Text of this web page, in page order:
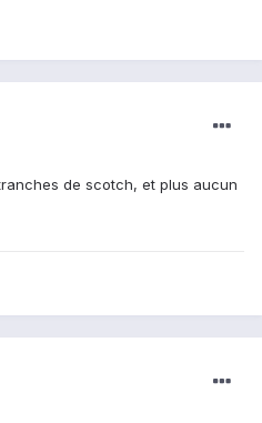
de scotch, et plus aucun